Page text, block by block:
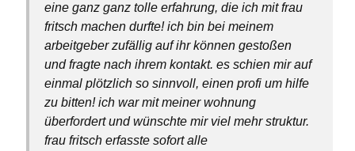
eine ganz ganz tolle erfahrung, die ich mit frau
fritsch machen durfte! ich bin bei meinem
arbeitgeber zufällig auf ihr können gestoßen
und fragte nach ihrem kontakt. es schien mir auf
einmal plötzlich so sinnvoll, einen profi um hilfe
zu bitten! ich war mit meiner wohnung
überfordert und wünschte mir viel mehr struktur.
frau fritsch erfasste sofort alle